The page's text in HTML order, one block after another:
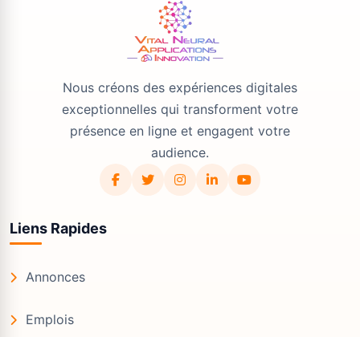
Nous créons des expériences digitales
exceptionnelles qui transforment votre
présence en ligne et engagent votre
audience.
Liens Rapides
Annonces
Emplois